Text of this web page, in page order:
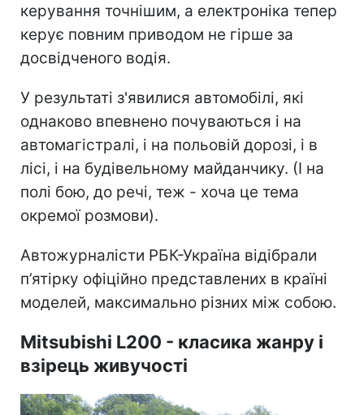
керування точнішим, а електроніка тепер
керує повним приводом не гірше за
досвідченого водія.
У результаті з'явилися автомобілі, які
однаково впевнено почуваються і на
автомагістралі, і на польовій дорозі, і в
лісі, і на будівельному майданчику. (І на
полі бою, до речі, теж - хоча це тема
окремої розмови).
Автожурналісти РБК-Україна відібрали
п’ятірку офіційно представлених в країні
моделей, максимально різних між собою.
Mitsubishi L200 - класика жанру і
взірець живучості